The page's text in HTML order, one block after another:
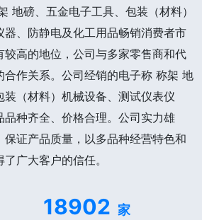
地磅、五金电子工具、包装（材料）
器、防静电及化工用品畅销消费者市
较高的地位，公司与多家零售商和代
合作关系。公司经销的电子称 称架 地
（材料）机械设备、测试仪表仪
品种齐全、价格合理。公司实力雄
保证产品质量，以多品种经营特色和
广大客户的信任。
18902 家